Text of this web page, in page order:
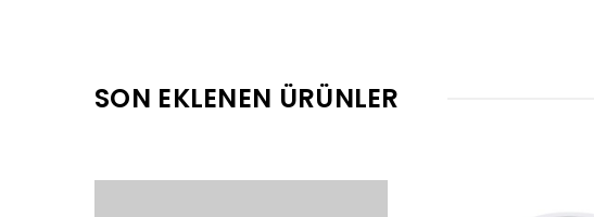
SON EKLENEN ÜRÜNLER